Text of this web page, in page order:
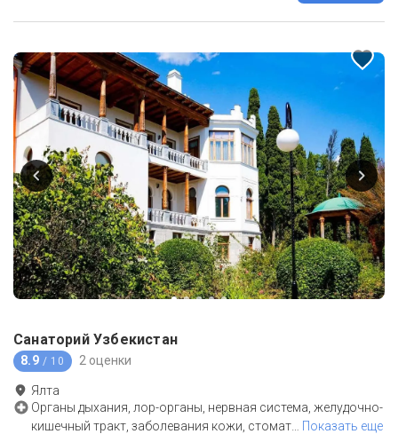
Санаторий Узбекистан
8.9 / 10 2 оценки
Ялта
Органы дыхания, лор-органы, нервная система, желудочно-
кишечный тракт, заболевания кожи, стомат
Показать еще